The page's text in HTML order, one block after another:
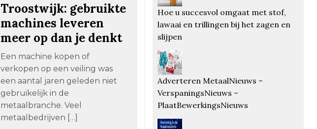
Troostwijk: gebruikte
machines leveren
meer op dan je denkt
Een machine kopen of
verkopen op een veiling was
een aantal jaren geleden niet
gebruikelijk in de
metaalbranche. Veel
metaalbedrijven […]
Hoe u succesvol omgaat met stof,
lawaai en trillingen bij het zagen en
slijpen
Adverteren MetaalNieuws –
VerspaningsNieuws –
PlaatBewerkingsNieuws